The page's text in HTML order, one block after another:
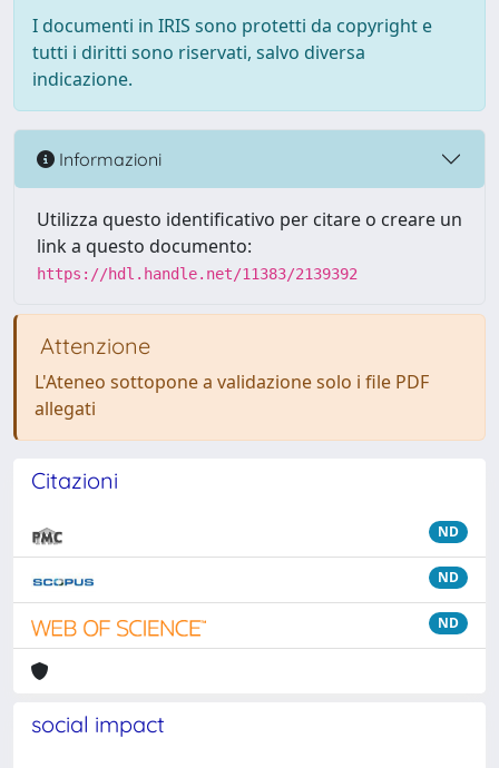
I documenti in IRIS sono protetti da copyright e
tutti i diritti sono riservati, salvo diversa
indicazione.
Informazioni
Utilizza questo identificativo per citare o creare un
link a questo documento:
https://hdl.handle.net/11383/2139392
Attenzione
L'Ateneo sottopone a validazione solo i file PDF
allegati
Citazioni
ND
ND
ND
social impact